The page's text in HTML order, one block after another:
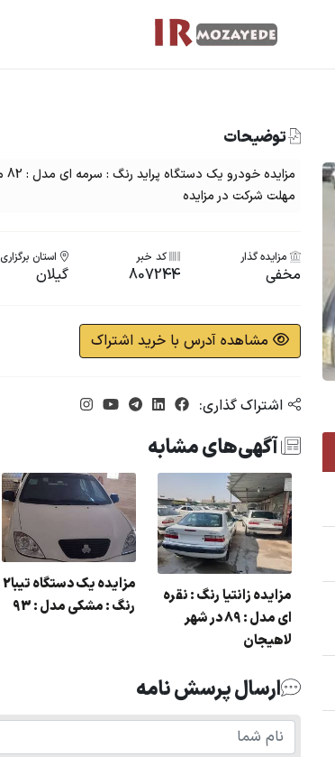
توضیحات
مهلت شرکت در مزایده
مزایده گذار
مخفی
کد خبر
807244
استان برگزاری
گیلان
مشاهده آدرس با خرید اشتراک
اشتراک گذاری:
آگهی‌های مشابه
مزایده یک دستگاه تیبا2
رنگ : مشکی مدل : 93
مزایده زانتیا رنگ : نقره
ای مدل : 89 در شهر
لاهیجان
ارسال پرسش نامه